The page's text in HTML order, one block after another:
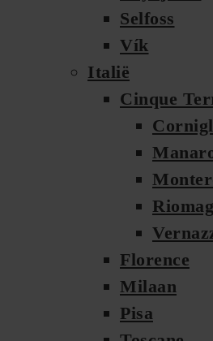
Selfoss
Vík
Italië
Cinque
Florence
Milaan
Pisa